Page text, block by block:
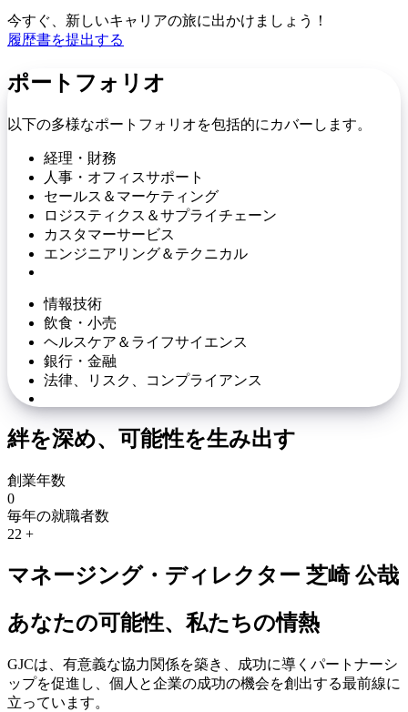
今すぐ、新しいキャリアの旅に出かけましょう！
履歴書を提出する
ポートフォリオ
以下の多様なポートフォリオを包括的にカバーします。
経理・財務
人事・オフィスサポート
セールス＆マーケティング
ロジスティクス＆サプライチェーン
カスタマーサービス
エンジニアリング＆テクニカル
情報技術
飲食・小売
ヘルスケア＆ライフサイエンス
銀行・金融
法律、リスク、コンプライアンス
絆を深め、可能性を生み出す
創業年数
0
毎年の就職者数
22 +
マネージング・ディレクター 芝崎 公哉
あなたの可能性、私たちの情熱
GJCは、有意義な協力関係を築き、成功に導くパートナーシ
ップを促進し、個人と企業の成功の機会を創出する最前線に
立っています。